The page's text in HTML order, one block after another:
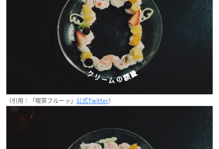
（引用：「喫茶フルーッ」 公式Twitter）